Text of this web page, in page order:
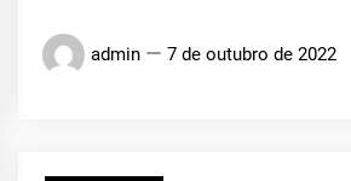
admin 7 de outubro de 2022